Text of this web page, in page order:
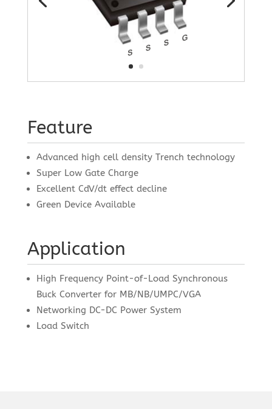
Feature
Advanced high cell density Trench technology
Super Low Gate Charge
Excellent CdV/dt effect decline
Green Device Available
Application
High Frequency Point-of-Load Synchronous
Buck Converter for MB/NB/UMPC/VGA
Networking DC-DC Power System
Load Switch